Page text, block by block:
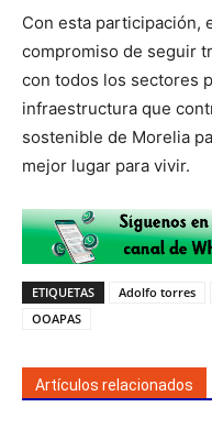
Con esta participación,
compromiso de seguir
con todos los sectores
infraestructura que
sostenible de Morelia
mejor lugar para vivir.
ETIQUETAS Adolfo torres
OOAPAS
Artículos relacionados